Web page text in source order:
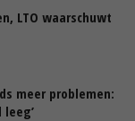
LTO waarschuwt
meer problemen: